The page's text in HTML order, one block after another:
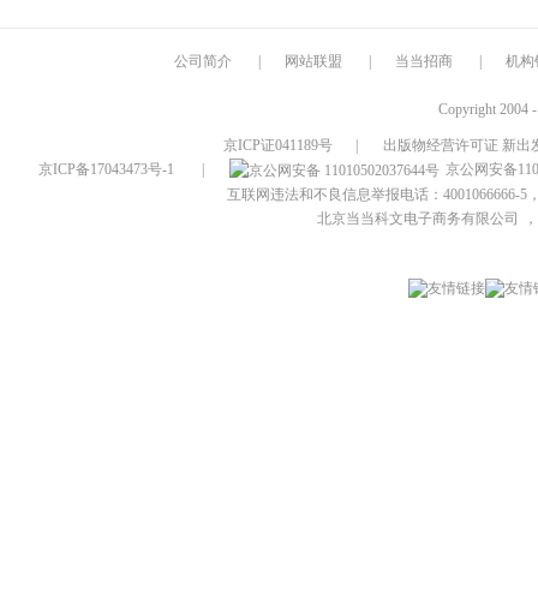
公司简介 网站联盟 当当招商 机构
Copyright 2004
京ICP证041189号
出版物经营许可证 新出
京ICP备17043473号-1
京公网安备
互联网违法和不良信息举报电话：4001066666-5
北京当当科文电子商务有限公司